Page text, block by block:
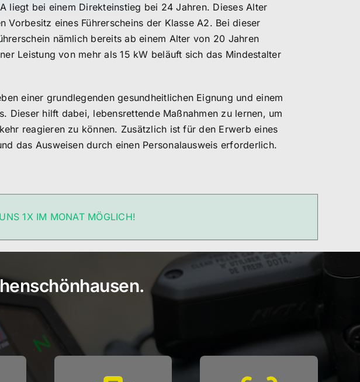
liegt bei einem Direkteinstieg bei 24 Jahren. Dieses Alter
eines Führerscheins der Klasse A2. Bei dieser
nämlich bereits ab einem Alter von 20 Jahren
Leistung von mehr als 15 kW beläuft sich das Mindestalter
einer grundlegenden gesundheitlichen Eignung und einem
Dieser hilft dabei, lebensrettende Maßnahmen zu lernen, um
reagieren zu können. Zusätzlich ist für den Erwerb eines
das Ausweisen durch einen Personalausweis erforderlich.
1X IM MONAT MÖGLICH!